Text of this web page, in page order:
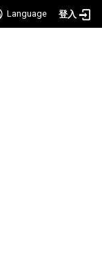
Language 登入